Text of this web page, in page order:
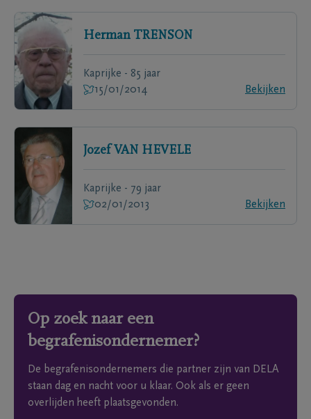
Herman TRENSON
Kaprijke - 85 jaar
15/01/2014
Bekijken
Jozef VAN HEVELE
Kaprijke - 79 jaar
02/01/2013
Bekijken
Op zoek naar een
begrafenisondernemer?
De begrafenisondernemers die partner zijn van DELA
staan dag en nacht voor u klaar. Ook als er geen
overlijden heeft plaatsgevonden.